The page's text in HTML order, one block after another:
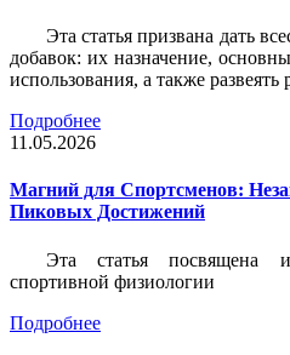
Эта статья призвана дать
добавок: их назначение,
использования, а также
Подробнее
11.05.2026
Магний для Спортсменов:
Пиковых Достижений
Эта статья посвящена
спортивной физиологии
Подробнее